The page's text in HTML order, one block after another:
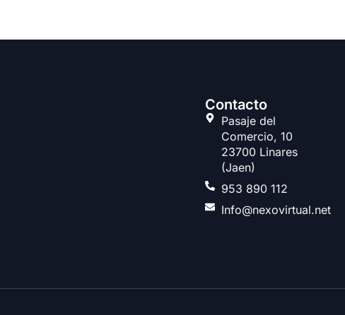
Contacto
Pasaje del
Comercio, 10
23700 Linares
(Jaen)
953 890 112
Info@nexovirtual.net